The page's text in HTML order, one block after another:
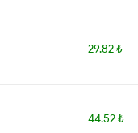
29.82 ₺
44.52 ₺